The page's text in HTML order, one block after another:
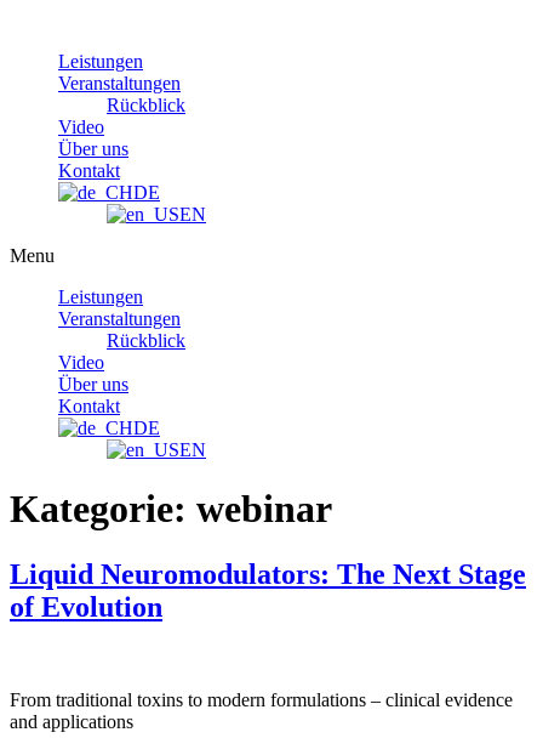
contentLeistungen
Veranstaltungen
Rückblick
Video
Über uns
Kontakt
DE
EN
Menu
Leistungen
Veranstaltungen
Rückblick
Video
Über uns
Kontakt
DE
EN
Kategorie: webinar
Liquid Neuromodulators: The Next Stage
of Evolution
From traditional toxins to modern formulations – clinical evidence
and applications